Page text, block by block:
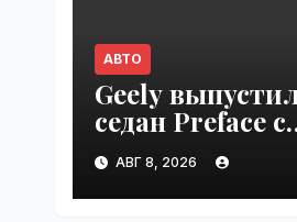
АВТО
Geely
седан Preface с
антикрылом и
красными
суппортами |
АВГ 8, 2026